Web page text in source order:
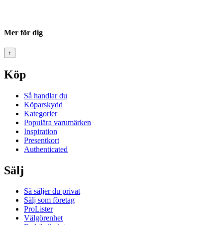
Mer för dig
↑
Köp
Så handlar du
Köparskydd
Kategorier
Populära varumärken
Inspiration
Presentkort
Authenticated
Sälj
Så säljer du privat
Sälj som företag
ProLister
Välgörenhet